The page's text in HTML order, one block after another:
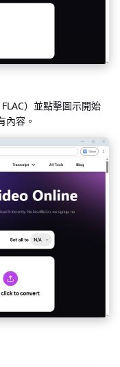
）並點擊圖示開始
內容。